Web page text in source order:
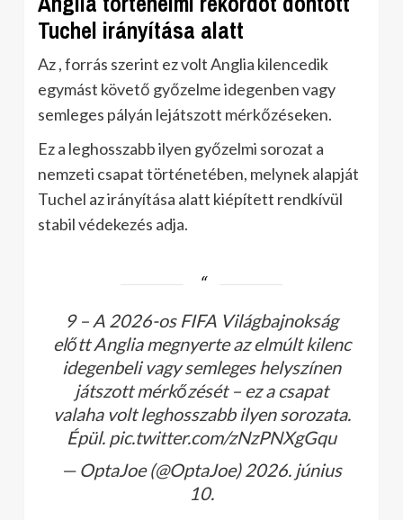
Tuchel irányítása alatt
Az , forrás szerint ez volt Anglia kilencedik
egymást követő győzelme idegenben vagy
semleges pályán lejátszott mérkőzéseken.
Ez a leghosszabb ilyen győzelmi sorozat a
nemzeti csapat történetében, melynek alapját
Tuchel az irányítása alatt kiépített rendkívül
stabil védekezés adja.
9 – A 2026-os FIFA Világbajnokság
előtt Anglia megnyerte az elmúlt kilenc
idegenbeli vagy semleges helyszínen
játszott mérkőzését – ez a csapat
valaha volt leghosszabb ilyen sorozata.
Épül. pic.twitter.com/zNzPNXgGqu
— OptaJoe (@OptaJoe) 2026. június
10.